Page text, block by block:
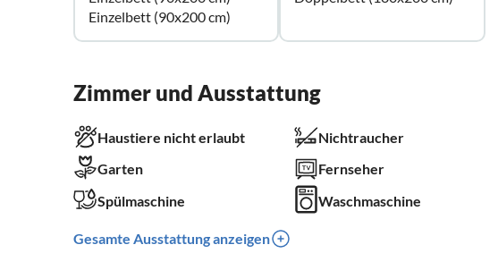
Einzelbett (90x200 cm)
Zimmer und Ausstattung
Haustiere nicht erlaubt Nichtraucher
Garten
Fernseher
Spülmaschine
Waschmaschine
Gesamte Ausstattung anzeigen